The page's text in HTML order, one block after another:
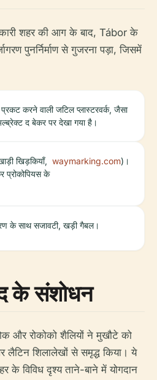
शहर की आग के बाद, Tábor के
पुनर्निर्माण से गुजरना पड़ा, जिसमें
प्रकट करने वाली जटिल प्लास्टरवर्क, जैसा
द बेकर पर देखा गया है।
खिड़कियाँ,
प्रोकोपियस के
waymarking.com)।
के साथ सजावटी, खड़ी गैबल।
के संशोधन
और रोकोको शैलियों ने मुखौटे को
लैटिन शिलालेखों से समृद्ध किया। ये
विविध दृश्य ताने-बाने में योगदान